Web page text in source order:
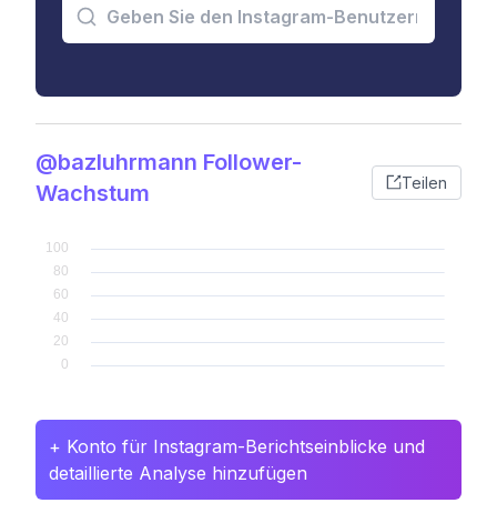
@bazluhrmann Follower-
Wachstum
Teilen
+ Konto für Instagram-Berichtseinblicke und
detaillierte Analyse hinzufügen